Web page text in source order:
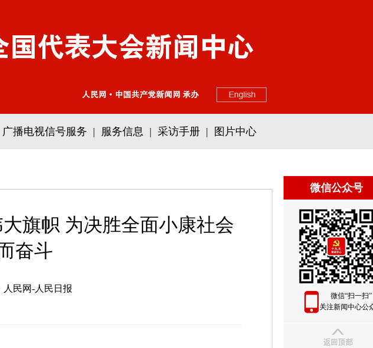
广播电视信号服务 | 服务信息 | 采访手册 | 图片中心
旗帜 为决胜全面小康社会
奋斗
人民网-人民日报
微信公众号
微信“扫一扫”
关注新闻中心公